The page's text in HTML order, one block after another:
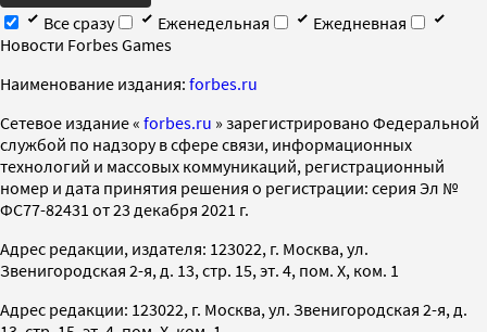
Все сразу
Еженедельная
Ежедневная
Новости Forbes Games
Наименование издания: forbes.ru
Cетевое издание « forbes.ru » зарегистрировано Федеральной
службой по надзору в сфере связи, информационных
технологий и массовых коммуникаций, регистрационный
номер и дата принятия решения о регистрации: серия Эл №
ФС77-82431 от 23 декабря 2021 г.
Адрес редакции, издателя: 123022, г. Москва, ул.
Звенигородская 2-я, д. 13, стр. 15, эт. 4, пом. X, ком. 1
Адрес редакции: 123022, г. Москва, ул. Звенигородская 2-я, д.